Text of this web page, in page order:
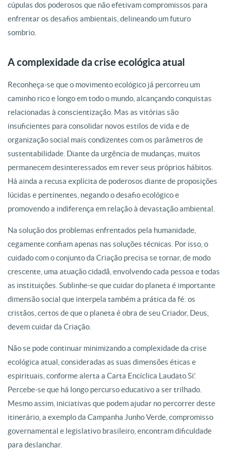
cúpulas dos poderosos que não efetivam compromissos para
enfrentar os desafios ambientais, delineando um futuro
sombrio.
A complexidade da crise ecológica atual
Reconheça-se que o movimento ecológico já percorreu um
caminho rico e longoem todo o mundo, alcançando conquistas
relacionadas à conscientização. Mas as vitórias são
insuficientes para consolidar novos estilos de vida e de
organização social mais condizentes com os parâmetros de
sustentabilidade. Diante da urgência de mudanças, muitos
permanecem desinteressados em rever seus próprios hábitos.
Há ainda a recusa explícita de poderosos diante de proposições
lúcidas e pertinentes, negando o desafio ecológico e
promovendo a indiferença em relação à devastação ambiental.
Na solução dos problemas enfrentados pela humanidade,
cegamente confiam apenas nas soluções técnicas. Por isso, o
cuidado com o conjunto da Criação precisa se tornar, de modo
crescente, uma atuação cidadã, envolvendo cada pessoa e todas
as instituições. Sublinhe-se que cuidar do planeta é importante
dimensão social que interpela também a prática da fé: os
cristãos, certos de que o planeta éobra de seu Criador, Deus,
devem cuidar da Criação.
Não se pode continuar minimizando a complexidade da crise
ecológica atual, consideradas as suas dimensões éticas e
espirituais, conforme alerta a Carta Encíclica Laudato Si’.
Percebe-se que há longo percurso educativo a ser trilhado.
Mesmo assim, iniciativas que podem ajudar no percorrer deste
itinerário, a exemplo da Campanha Junho Verde, compromisso
governamental e legislativo brasileiro,encontram dificuldade
para deslanchar.